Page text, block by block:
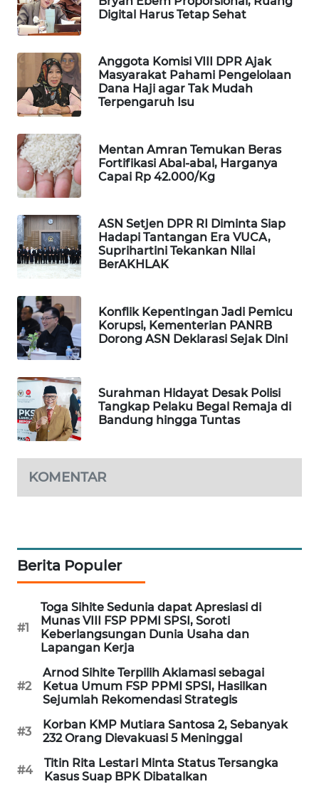
Digital Harus Tetap Sehat
Anggota Komisi VIII DPR Ajak
Masyarakat Pahami Pengelolaan
Dana Haji agar Tak Mudah
Terpengaruh Isu
Mentan Amran Temukan Beras
Fortifikasi Abal-abal, Harganya
Capai Rp 42.000/Kg
ASN Setjen DPR RI Diminta Siap
Hadapi Tantangan Era VUCA,
Suprihartini Tekankan Nilai
BerAKHLAK
Konflik Kepentingan Jadi Pemicu
Korupsi, Kementerian PANRB
Dorong ASN Deklarasi Sejak Dini
Surahman Hidayat Desak Polisi
Tangkap Pelaku Begal Remaja di
Bandung hingga Tuntas
KOMENTAR
Berita Populer
#1
Toga Sihite Sedunia dapat Apresiasi di
Munas VIII FSP PPMI SPSI, Soroti
Keberlangsungan Dunia Usaha dan
Lapangan Kerja
#2
Arnod Sihite Terpilih Aklamasi sebagai
Ketua Umum FSP PPMI SPSI, Hasilkan
Sejumlah Rekomendasi Strategis
#3
Korban KMP Mutiara Santosa 2, Sebanyak
232 Orang Dievakuasi 5 Meninggal
#4
Titin Rita Lestari Minta Status Tersangka
Kasus Suap BPK Dibatalkan
NEWS
AKHLAK
ID
PERAPKI
NEWS
SONYA
ASA
NEWS